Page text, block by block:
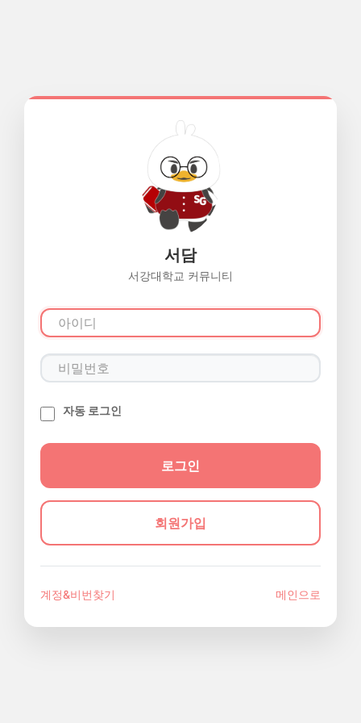
서담
서강대학교 커뮤니티
자동 로그인
회원가입
계정&비번찾기 메인으로